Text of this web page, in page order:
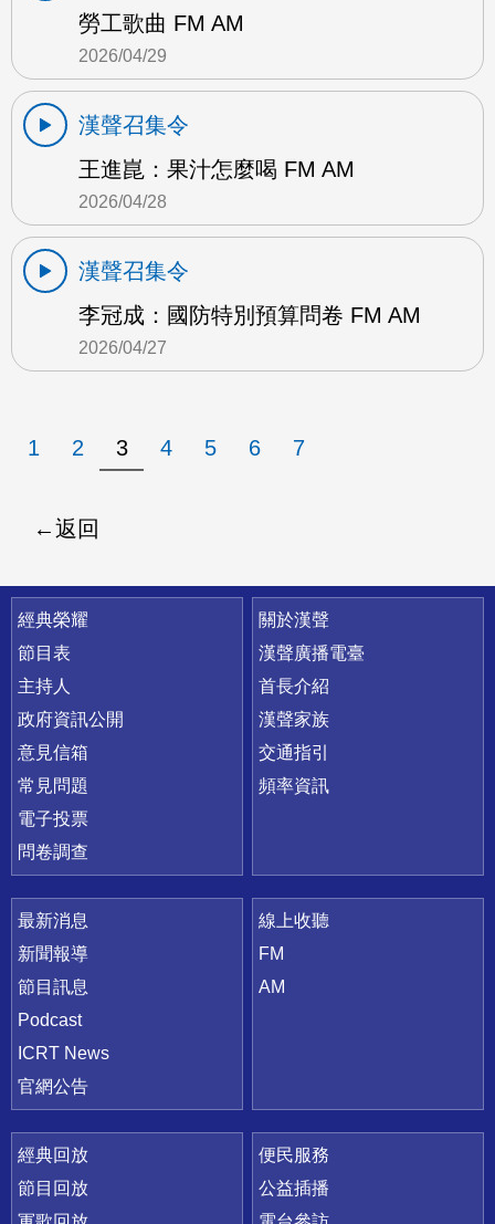
勞工歌曲 FM AM
2026/04/29
漢聲召集令
王進崑：果汁怎麼喝 FM AM
2026/04/28
漢聲召集令
李冠成：國防特別預算問卷 FM AM
2026/04/27
1 2 3 4 5 6 7
返回
快速連結
經典榮耀
節目表
主持人
政府資訊公開
意見信箱
常見問題
電子投票
問卷調查
關於漢聲
漢聲廣播電臺
首長介紹
漢聲家族
交通指引
頻率資訊
最新消息
新聞報導
節目訊息
Podcast
ICRT News
官網公告
線上收聽
FM
AM
經典回放
節目回放
便民服務
公益插播